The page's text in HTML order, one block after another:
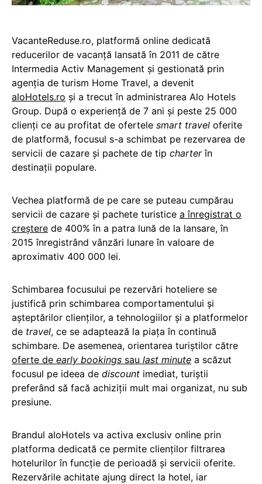
VacanteReduse.ro, platformă online dedicată
reducerilor de vacanță lansată în 2011 de către
Intermedia Activ Management și gestionată prin
agenția de turism Home Travel, a devenit
aloHotels.ro și a trecut în administrarea Alo Hotels
Group. După o experiență de 7 ani și peste 25 000
clienți ce au profitat de ofertele smart travel oferite
de platformă, focusul s-a schimbat pe rezervarea de
servicii de cazare și pachete de tip charterîn
destinații populare.
Vechea platformă de pe care se puteau cumpărau
servicii de cazare și pachete turistice a înregistrat o
creștere de 400% în a patra lună de la lansare, în
2015 înregistrând vânzări lunare în valoare de
aproximativ 400 000 lei.
Schimbarea focusului pe rezervări hoteliere se
justifică prin schimbarea comportamentului și
așteptărilor clienților, a tehnologiilor și a platformelor
de travel, ce se adaptează la piața în continuă
schimbare. De asemenea, orientarea turiștilor către
oferte de early bookings sau last minute a scăzut
focusul pe ideea de discount imediat, turiștii
preferând să facă achiziții mult mai organizat, nu sub
presiune.
Brandul aloHotels va activa exclusiv online prin
platforma dedicată ce permite clienților filtrarea
hotelurilor în funcție de perioadă și servicii oferite.
Rezervările achitate ajung direct la hotel, iar